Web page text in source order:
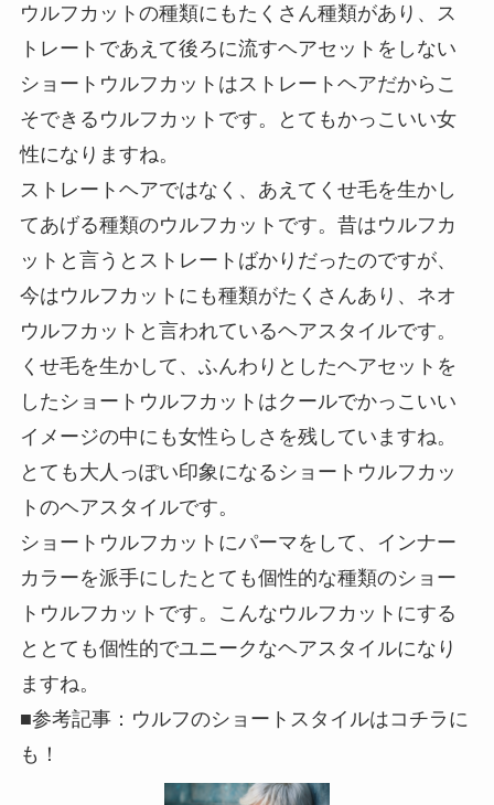
ウルフカットの種類にもたくさん種類があり、ス
トレートであえて後ろに流すヘアセットをしない
ショートウルフカットはストレートヘアだからこ
そできるウルフカットです。とてもかっこいい女
性になりますね。
ストレートヘアではなく、あえてくせ毛を生かし
てあげる種類のウルフカットです。昔はウルフカ
ットと言うとストレートばかりだったのですが、
今はウルフカットにも種類がたくさんあり、ネオ
ウルフカットと言われているヘアスタイルです。
くせ毛を生かして、ふんわりとしたヘアセットを
したショートウルフカットはクールでかっこいい
イメージの中にも女性らしさを残していますね。
とても大人っぽい印象になるショートウルフカッ
トのヘアスタイルです。
ショートウルフカットにパーマをして、インナー
カラーを派手にしたとても個性的な種類のショー
トウルフカットです。こんなウルフカットにする
ととても個性的でユニークなヘアスタイルになり
ますね。
■参考記事：ウルフのショートスタイルはコチラに
も！